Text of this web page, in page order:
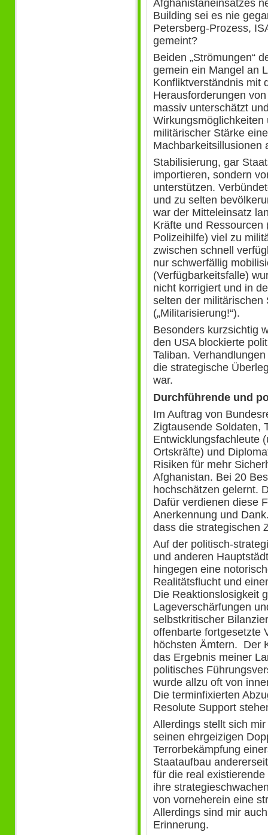
Afghanistaneinsatzes
Building sei es nie
Petersberg-Prozess,
gemeint?
Beiden „Strömungen“
gemein ein Mangel an
Konfliktverständnis mit
Herausforderungen
massiv unterschätzt
militärischer Stärke
Machbarkeitsillusionen
Stabilisierung, gar
importieren, sondern
unterstützen.
und zu selten
war der Mitteleinsatz
Kräfte und
Polizeihilfe) viel zu
zwischen schnell
nur schwerfällig
(Verfügbarkeitsfalle)
nicht korrigiert und in
selten der militärischen
(„Militarisierung!“).
Besonders kurzsichtig
den USA blockierte
Taliban.
die strategische
war.
Durchführende und
Im Auftrag von
Zigtausende Soldaten,
Entwicklungsfachleute
Ortskräfte) und
Risiken für mehr
Afghanistan. Bei 20
hochschätzen gelernt.
Dafür verdienen diese
Anerkennung und
dass die strategischen
Auf der politisch-
und anderen
hingegen eine
Realitätsflucht und
Die Reaktionslosigkeit
Lageverschärfungen
selbstkritischer
offenbarte fortgesetzte
höchsten Ämtern. Der
das Ergebnis meiner
politisches
wurde allzu oft von
Die terminfixierten
Resolute Support
Allerdings stellt sich
seinen ehrgeizigen
Terrorbekämpfung
Staataufbau
für die real existierende
ihre
von vorneherein eine
Allerdings sind mir
Erinnerung.